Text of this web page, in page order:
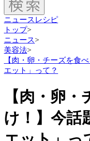
ニュース レシピ
トップ>
ニュース>
美容法>
【肉・卵・チーズを食
エット」って？
【肉・卵
け！】今話